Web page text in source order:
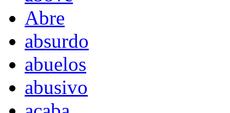
Abre
absurdo
abuelos
abusivo